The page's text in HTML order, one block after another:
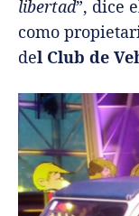
libertad”, dice
como
del Club de